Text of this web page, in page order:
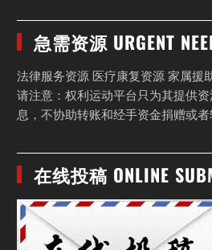
急需资源 URGENT
法律服务资源 医疗康复资源 家属援
请注意：权利运动平台只为其提供
息，不协助转账和经手资金捐赠或者
在线投稿 ONLINE